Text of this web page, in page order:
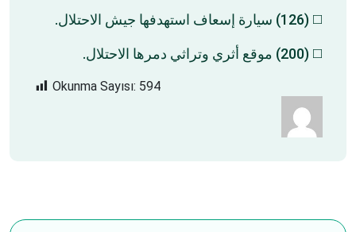
◻️ (126) سيارة إسعاف استهدفها جيش الاحتلال.
◻️ (200) موقع أثري وتراثي دمرها الاحتلال.
Okunma Sayısı: 594